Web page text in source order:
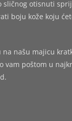
sličnog otisnuti
boju kože koju
našu majicu
vam poštom u